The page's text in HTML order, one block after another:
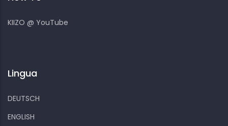
KIIZO @ YouTube
Lingua
DEUTSCH
ENGLISH